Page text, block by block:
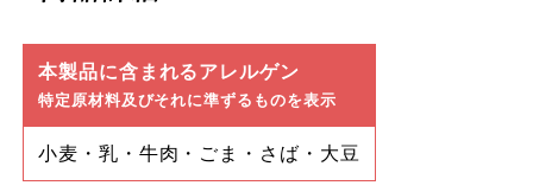
本製品に含まれるアレルゲン
特定原材料及びそれに準ずるものを表示
小麦・乳・牛肉・ごま・さば・大豆